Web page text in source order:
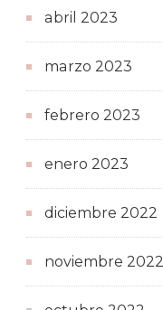
abril 2023
marzo 2023
febrero 2023
enero 2023
diciembre 2022
noviembre 2022